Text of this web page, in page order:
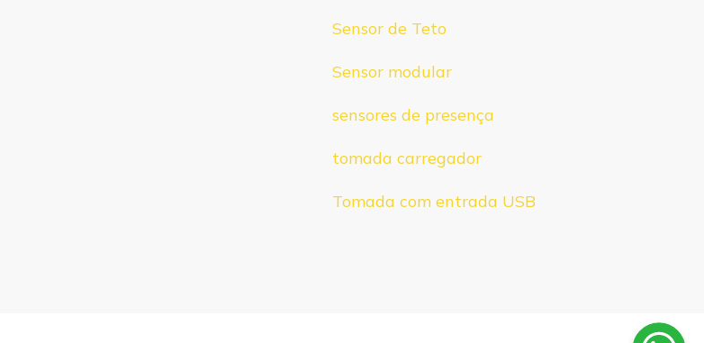
Sensor de Teto
Sensor modular
sensores de presença
tomada carregador
Tomada com entrada USB